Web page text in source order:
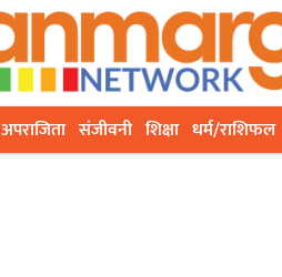
अपराजिता संजीवनी शिक्षा धर्म/राशिफल